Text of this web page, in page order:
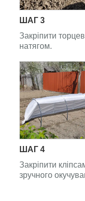
ШАГ 3
Закріпити
натягом.
ШАГ 4
Закріпити
зручного